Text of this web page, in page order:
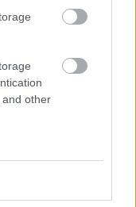
other